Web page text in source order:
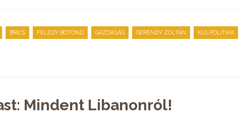
, BRICS , FELEDY BOTOND , GAZDASÁG , GERENDY ZOLTÁN , KÜLPOLITIKA ,
Mindent Libanonról!